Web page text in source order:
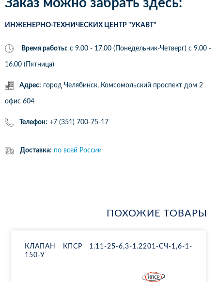
Заказ можно забрать здесь:
ИНЖЕНЕРНО-ТЕХНИЧЕСКИХ ЦЕНТР "УКАВТ"
Время работы: с 9.00 - 17.00 (Понедельник-Четверг) c 9.00 -
16.00 (Пятница)
Адрес: город Челябинск, Комсомольский проспект дом 2
офис 604
Телефон: +7 (351) 700-75-17
Доставка: по всей России
ПОХОЖИЕ ТОВАРЫ
КЛА­ПАН КПСР 1.11-25-6,3-1.2201-СЧ-1,6-1-
150-У